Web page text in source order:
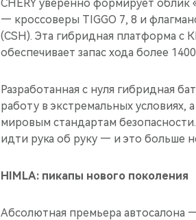
CHERY уверенно формирует
— кроссоверы TIGGO 7, 8 и
(CSH). Эта гибридная платформа с
обеспечивает запас хода более
Разработанная с нуля гибридная
работу в экстремальных условиях,
мировым стандартам
идти рука об руку — и это больше
HIMLA: пикапы нового поколения
Абсолютная премьера